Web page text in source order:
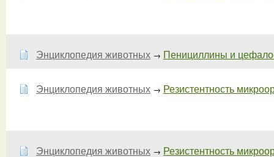
Энциклопедия животных → Пенициллины и
Энциклопедия животных → Резистентность
Энциклопедия животных → Резистентность